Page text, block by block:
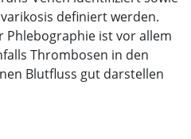
definiert werden.
Phlebographie ist vor allem
Thrombosen in den
Blutfluss gut darstellen